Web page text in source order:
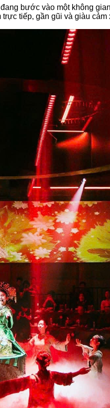
bước vào một không
tiếp, gần gũi và giàu cảm